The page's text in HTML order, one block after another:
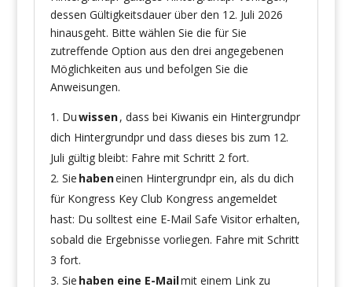
dessen Gültigkeitsdauer über den 12. Juli 2026
hinausgeht. Bitte wählen Sie die für Sie
zutreffende Option aus den drei angegebenen
Möglichkeiten aus und befolgen Sie die
Anweisungen.
Duwissen, dass bei Kiwanis ein Hintergrundpr
dich Hintergrundpr und dass dieses bis zum 12.
Juli gültig bleibt: Fahre mit Schritt 2 fort.
Sie habeneinen Hintergrundpr ein, als du dich
für Kongress Key Club Kongress angemeldet
hast: Du solltest eine E-Mail Safe Visitor erhalten,
sobald die Ergebnisse vorliegen. Fahre mit Schritt
3 fort.
Sie haben eine E-Mailmit einem Link zu